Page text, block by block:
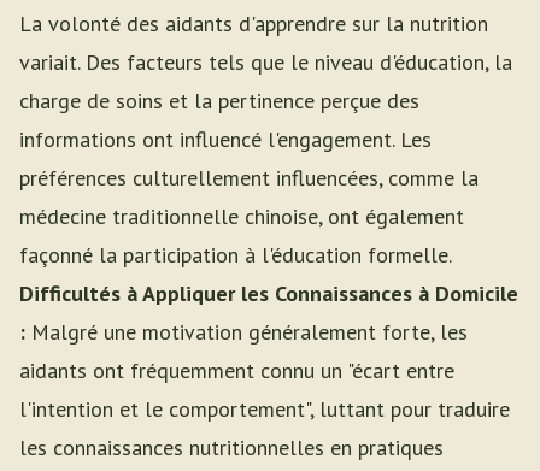
La volonté des aidants d'apprendre sur la nutrition
variait. Des facteurs tels que le niveau d'éducation, la
charge de soins et la pertinence perçue des
informations ont influencé l'engagement. Les
préférences culturellement influencées, comme la
médecine traditionnelle chinoise, ont également
façonné la participation à l'éducation formelle.
Difficultés à Appliquer les Connaissances à Domicile
: Malgré une motivation généralement forte, les
aidants ont fréquemment connu un "écart entre
l'intention et le comportement", luttant pour traduire
les connaissances nutritionnelles en pratiques